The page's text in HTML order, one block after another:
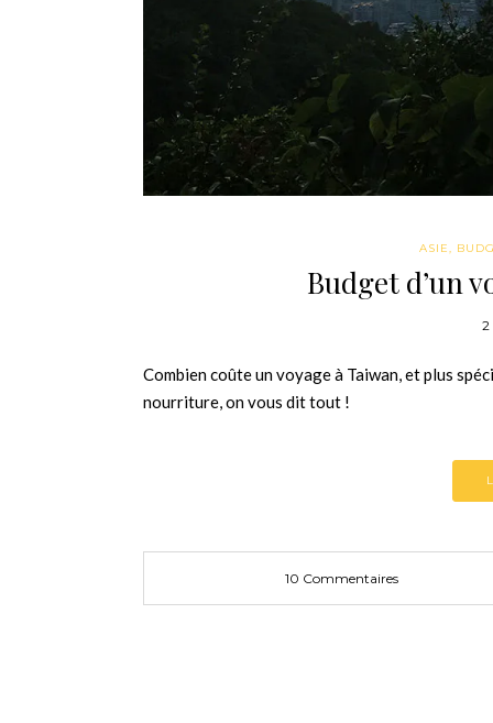
ASIE,
Budget d’un
2
Combien coûte un voyage à Taiwan, et plus
nourriture, on vous dit tout !
10 Commentaires